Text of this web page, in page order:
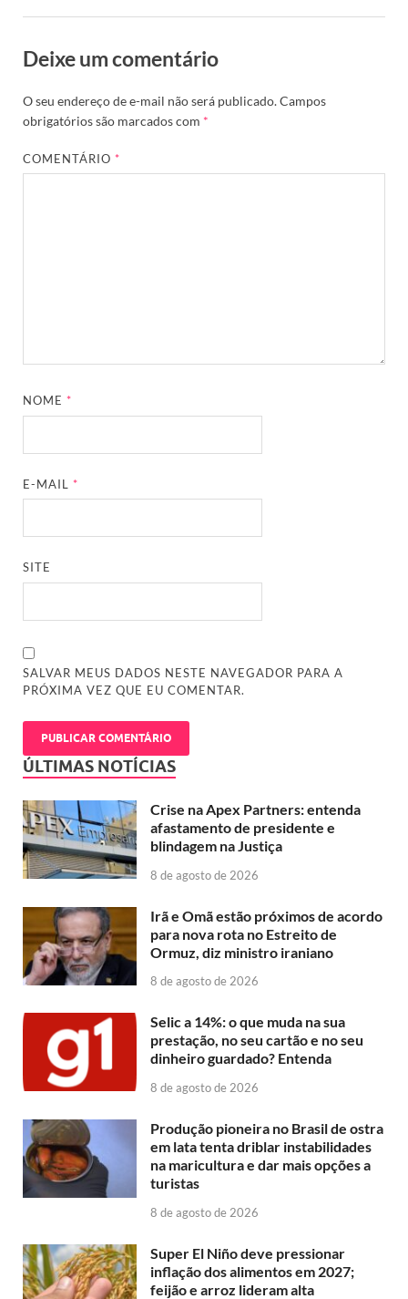
Deixe um comentário
O seu endereço de e-mail não será publicado.Campos
obrigatórios são marcados com *
COMENTÁRIO*
NOME*
E-MAIL*
SITE
SALVAR MEUS DADOS NESTE NAVEGADOR PARA A
PRÓXIMA VEZ QUE EU COMENTAR.
ÚLTIMAS NOTÍCIAS
Crise na Apex Partners: entenda
afastamento de presidente e
blindagem na Justiça
8 de agosto de 2026
Irã e Omã estão próximos de acordo
para nova rota no Estreito de
Ormuz, diz ministro iraniano
8 de agosto de 2026
Selic a 14%: o que muda na sua
prestação, no seu cartão e no seu
dinheiro guardado? Entenda
8 de agosto de 2026
Produção pioneira no Brasil de ostra
em lata tenta driblar instabilidades
na maricultura e dar mais opções a
turistas
8 de agosto de 2026
Super El Niño deve pressionar
inflação dos alimentos em 2027;
feijão e arroz lideram alta